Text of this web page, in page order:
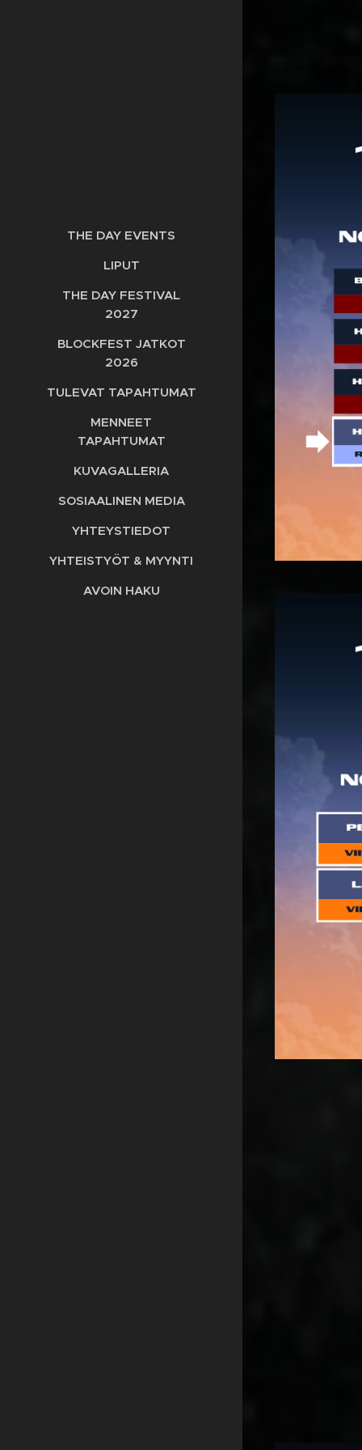
THE DAY EVENTS
LIPUT
THE DAY FESTIVAL
2027
BLOCKFEST JATKOT
2026
TULEVAT TAPAHTUMAT
MENNEET
TAPAHTUMAT
KUVAGALLERIA
SOSIAALINEN MEDIA
YHTEYSTIEDOT
YHTEISTYÖT & MYYNTI
AVOIN HAKU